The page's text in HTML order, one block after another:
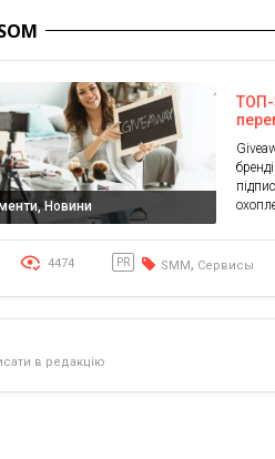
Новини
ТОП-
без
4474 PR SMM , Сервисы
в редакцію